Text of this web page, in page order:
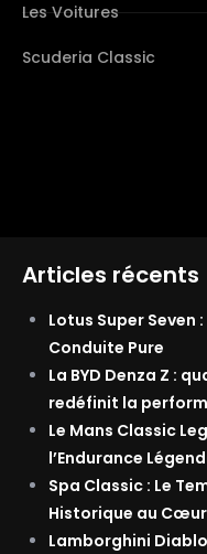
Les Voitures
Scuderia Classic
Articles récents
Lotus Super Seven
Conduite Pure
La BYD Denza Z :
redéfinit la
Le Mans Classic
l’Endurance
Spa Classic : Le
Historique au
Lamborghini